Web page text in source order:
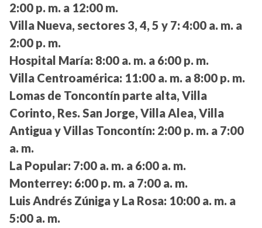
2:00 p. m. a 12:00 m.
Villa Nueva, sectores 3, 4, 5 y 7: 4:00 a. m. a
2:00 p. m.
Hospital María: 8:00 a. m. a 6:00 p. m.
Villa Centroamérica: 11:00 a. m. a 8:00 p. m.
Lomas de Toncontín parte alta, Villa
Corinto, Res. San Jorge, Villa Alea, Villa
Antigua y Villas Toncontín: 2:00 p. m. a 7:00
a. m.
La Popular: 7:00 a. m. a 6:00 a. m.
Monterrey: 6:00 p. m. a 7:00 a. m.
Luis Andrés Zúniga y La Rosa: 10:00 a. m. a
5:00 a. m.